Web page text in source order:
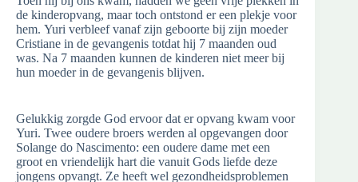
de kinderopvang, maar toch ontstond er een plekje voor
hem. Yuri verbleef vanaf zijn geboorte bij zijn moeder
Cristiane in de gevangenis totdat hij 7 maanden oud
was. Na 7 maanden kunnen de kinderen niet meer bij
hun moeder in de gevangenis blijven.
Gelukkig zorgde God ervoor dat er opvang kwam voor
Yuri. Twee oudere broers werden al opgevangen door
Solange do Nascimento: een oudere dame met een
groot en vriendelijk hart die vanuit Gods liefde deze
jongens opvangt. Ze heeft wel gezondheidsproblemen